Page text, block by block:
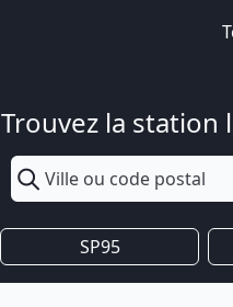
Trouvez la station
SP95